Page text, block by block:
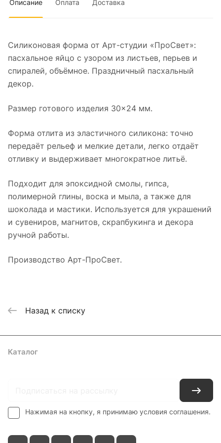
Описание Оплата Доставка
Силиконовая форма от Арт-студии «ПроСвет»:
пасхальное яйцо с узором из листьев, перьев и
спиралей, объёмное. Праздничный пасхальный
декор.
Размер готового изделия 30×24 мм.
Форма отлита из эластичного силикона: точно
передаёт рельеф и мелкие детали, легко отдаёт
отливку и выдерживает многократное литьё.
Подходит для эпоксидной смолы, гипса,
полимерной глины, воска и мыла, а также для
шоколада и мастики. Используется для украшений
и сувениров, магнитов, скрапбукинга и декора
ручной работы.
Производство Арт-ПроСвет.
Назад к списку
Каталог
Нажимая на кнопку, я принимаю условия соглашения.